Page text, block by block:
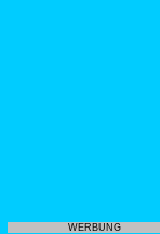
WERBUNG